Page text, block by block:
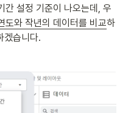
간 설정 기준이 나오는데, 우
도와 작년의 데이터를 비교하
겠습니다.